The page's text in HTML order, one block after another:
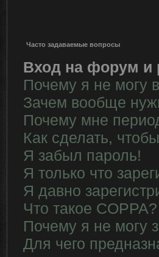
Часто задаваемые вопросы
Вход на форум и
Почему я не могу
Зачем вообще
Почему мне
Как сделать,
Я забыл пароль!
Я только что
Я давно
Что такое COPPA?
Почему я не могу
Для чего